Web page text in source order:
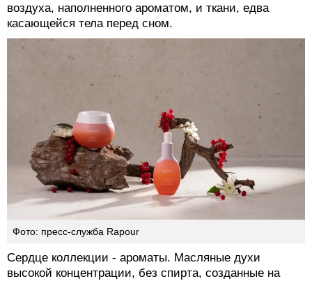
воздуха, наполненного ароматом, и ткани, едва
касающейся тела перед сном.
Фото: пресс-служба Rapour
Сердце коллекции - ароматы. Масляные духи
высокой концентрации, без спирта, созданные на